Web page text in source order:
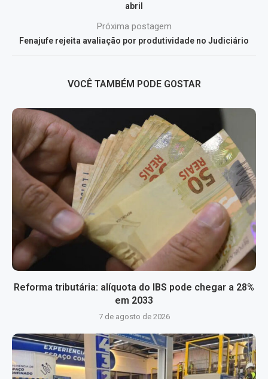
abril
Próxima postagem
Fenajufe rejeita avaliação por produtividade no Judiciário
VOCÊ TAMBÉM PODE GOSTAR
Reforma tributária: alíquota do IBS pode chegar a 28%
em 2033
7 de agosto de 2026